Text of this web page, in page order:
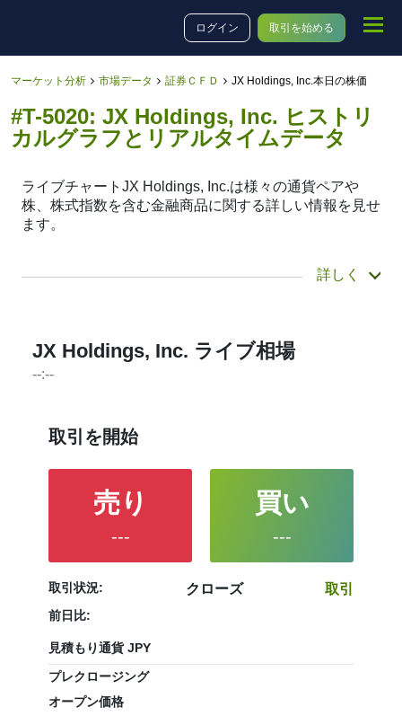
ログイン 取引を始める
マーケット分析 市場データ 証券ＣＦＤ JX Holdings, Inc.本日の株価
#T-5020: JX Holdings, Inc. ヒストリ
カルグラフとリアルタイムデータ
ライブチャートJX Holdings, Inc.は様々の通貨ペアや
株、株式指数を含む金融商品に関する詳しい情報を見せ
ます。
チャートメニューから商品カテゴリーそれから商品JX
ラインかキャンドルチャートに変更できます。
詳しく
JX Holdings, Inc. ライブ相場
--:--
取引を開始
売り
---
買い
---
取引状況: クローズ 取引
前日比:
見積もり通貨 JPY
プレクロージング
オープン価格